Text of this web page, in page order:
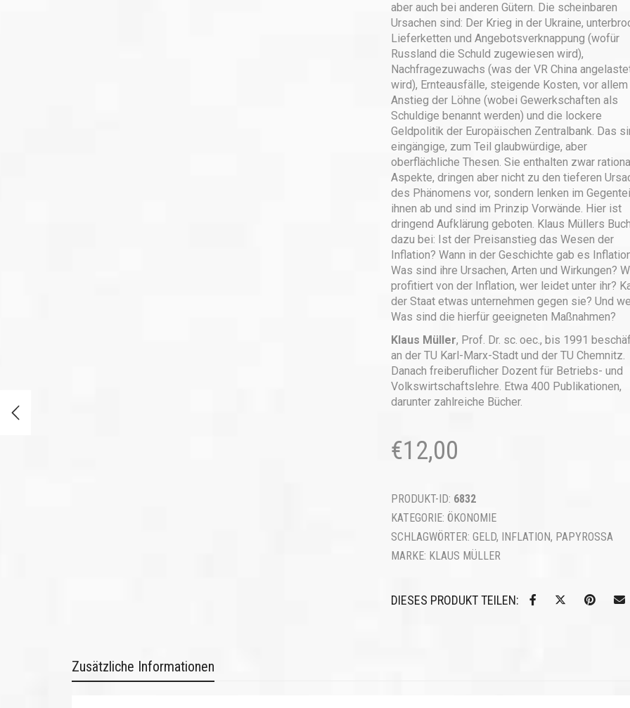
aber auch bei anderen Gütern. Die scheinbaren
Ursachen sind: Der Krieg in der Ukraine,
Lieferketten und Angebotsverknappung (wofür
Russland die Schuld zugewiesen wird),
Nachfragezuwachs (was der VR China
wird), Ernteausfälle, steigende Kosten, vor allem
Anstieg der Löhne (wobei Gewerkschaften als
Schuldige benannt werden) und die lockere
Geldpolitik der Europäischen Zentralbank. Das
eingängige, zum Teil glaubwürdige, aber
oberflächliche Thesen. Sie enthalten zwar
Aspekte, dringen aber nicht zu den tieferen
des Phänomens vor, sondern lenken im
ihnen ab und sind im Prinzip Vorwände. Hier ist
dringend Aufklärung geboten. Klaus Müllers
dazu bei: Ist der Preisanstieg das Wesen der
Inflation? Wann in der Geschichte gab es
Was sind ihre Ursachen, Arten und Wirkungen?
profitiert von der Inflation, wer leidet unter ihr?
der Staat etwas unternehmen gegen sie? Und
Was sind die hierfür geeigneten Maßnahmen?
Klaus Müller, Prof. Dr. sc. oec., bis 1991
an der TU Karl-Marx-Stadt und der TU Chemnitz.
Danach freiberuflicher Dozent für Betriebs- und
Volkswirtschaftslehre. Etwa 400 Publikationen,
darunter zahlreiche Bücher.
€12,00
PRODUKT-ID: 6832
KATEGORIE: ÖKONOMIE
SCHLAGWÖRTER: GELD, INFLATION, PAPYROSSA
MARKE: KLAUS MÜLLER
DIESES PRODUKT TEILEN:
Zusätzliche Informationen